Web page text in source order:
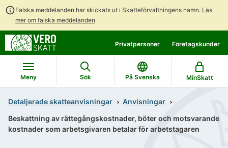
Falska meddelanden har skickats ut i Skatteförvaltningens namn. Läs
mer om falska meddelanden.
direkt
till
innehållet
till
hela
webbplatsens
sökning
Privatpersoner Företagskunder
Meny Sök På Svenska MinSkatt
Detaljerade skatteanvisningar
Anvisningar
Beskattning av rättegångskostnader, böter och motsvarande
kostnader som arbetsgivaren betalar för arbetstagaren